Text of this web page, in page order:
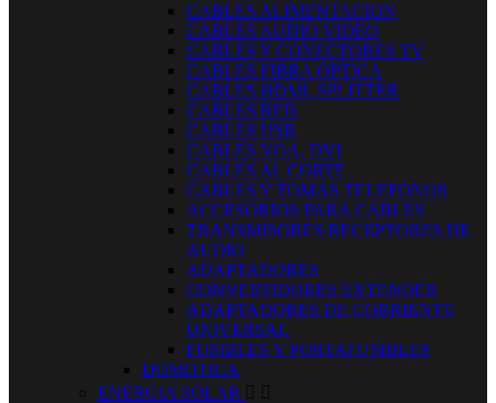
CABLES ALIMENTACION
CABLES AUDIO VIDEO
CABLES Y CONECTORES TV
CABLES FIBRA OPTICA
CABLES HDMI, SPLITTER
CABLES RED
CABLES USB
CABLES VGA, DVI
CABLES AL CORTE
CABLES Y TOMAS TELEFONOS
ACCESORIOS PARA CABLES
TRANSMISORES RECEPTORES DE
AUDIO
ADAPTADORES
CONVERTIDORES EXTENDER
ADAPTADORES DE CORRIENTE
UNIVERSAL
FUSIBLES Y PORTAFUSIBLES
DOMOTICA
ENERGIA SOLAR  